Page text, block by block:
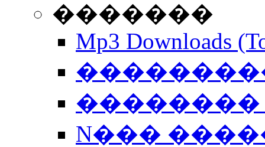
�������
Mp3 Downloads
��������
N���